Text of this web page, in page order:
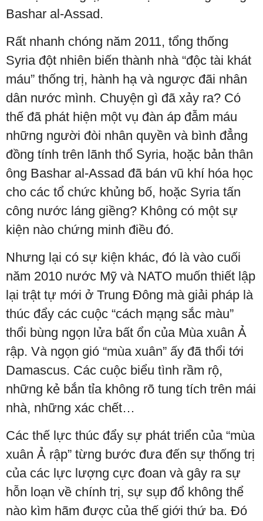
Bashar al-Assad.
Rất nhanh chóng năm 2011, tổng thống
Syria đột nhiên biến thành nhà “độc tài khát
máu” thống trị, hành hạ và ngược đãi nhân
dân nước mình. Chuyện gì đã xảy ra? Có
thế đã phát hiện một vụ đàn áp đẫm máu
những người đòi nhân quyền và bình đẳng
đồng tính trên lãnh thổ Syria, hoặc bản thân
ông Bashar al-Assad đã bán vũ khí hóa học
cho các tổ chức khủng bố, hoặc Syria tấn
công nước láng giềng? Không có một sự
kiện nào chứng minh điều đó.
Nhưng lại có sự kiện khác, đó là vào cuối
năm 2010 nước Mỹ và NATO muốn thiết lập
lại trật tự mới ở Trung Đông mà giải pháp là
thúc đẩy các cuộc “cách mạng sắc màu”
thổi bùng ngọn lửa bất ổn của Mùa xuân Ả
rập. Và ngọn gió “mùa xuân” ấy đã thổi tới
Damascus. Các cuộc biểu tình rầm rộ,
những kẻ bắn tỉa không rõ tung tích trên mái
nhà, những xác chết…
Các thế lực thúc đẩy sự phát triển của “mùa
xuân Ả rập” từng bước đưa đến sự thống trị
của các lực lượng cực đoan và gây ra sự
hỗn loạn về chính trị, sự sụp đổ không thể
nào kìm hãm được của thế giới thứ ba. Đó